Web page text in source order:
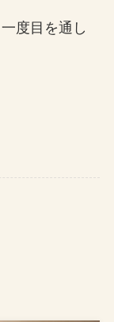
度目を通し